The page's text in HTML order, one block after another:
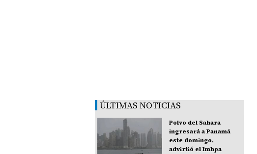
ÚLTIMAS NOTICIAS
Polvo del Sahara
ingresará a Panamá
este domingo,
advirtió el Imhpa